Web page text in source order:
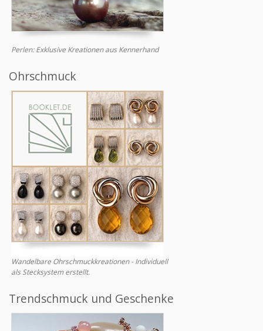
Perlen: Exklusive Kreationen aus Kennerhand
Ohrschmuck
Wandelbare Ohrschmuckkreationen - Individuell
als Stecksystem erstellt.
Trendschmuck und Geschenke